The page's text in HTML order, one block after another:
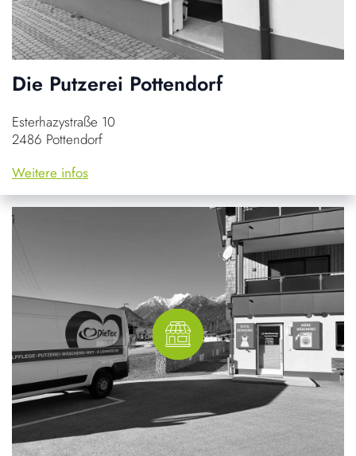
Die Putzerei Pottendorf
Esterhazystraße 10
2486 Pottendorf
Weitere infos